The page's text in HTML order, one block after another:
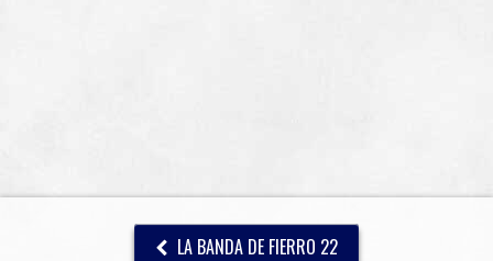
LA BANDA DE FIERRO 22